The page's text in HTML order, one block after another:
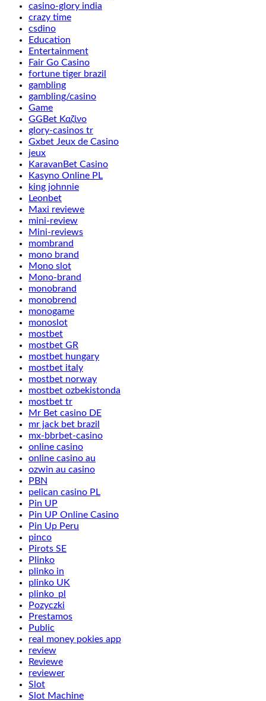
casino-glory india
crazy time
csdino
Education
Entertainment
Fair Go Casino
fortune tiger brazil
gambling
gambling/casino
Game
GGBet Καζίνο
glory-casinos tr
Gxbet Jeux de Casino
jeux
KaravanBet Casino
Kasyno Online PL
king johnnie
Leonbet
Maxi reviewe
mini-review
Mini-reviews
mombrand
mono brand
Mono slot
Mono-brand
monobrand
monobrend
monogame
monoslot
mostbet
mostbet GR
mostbet hungary
mostbet italy
mostbet norway
mostbet ozbekistonda
mostbet tr
Mr Bet casino DE
mr jack bet brazil
mx-bbrbet-casino
online casino
online casino au
ozwin au casino
PBN
pelican casino PL
Pin UP
Pin UP Online Casino
Pin Up Peru
pinco
Pirots SE
Plinko
plinko in
plinko UK
plinko_pl
Pozyczki
Prestamos
Public
real money pokies app
review
Reviewe
reviewer
Slot
Slot Machine